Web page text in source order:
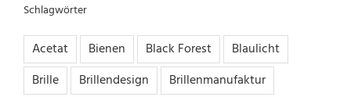
Schlagwörter
Acetat Bienen Black Forest
Blaulicht
Brille
Brillendesign
Brillenmanufaktur